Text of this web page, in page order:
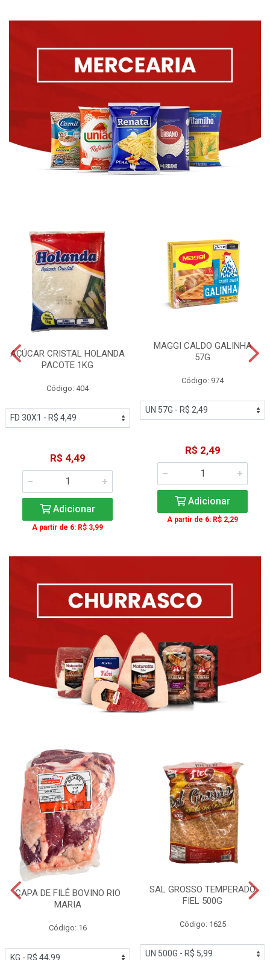
AÇÚCAR CRISTAL HOLANDA
PACOTE 1KG
Código: 404
R$ 4,49
Adicionar
A partir de 6: R$ 3,99
MAGGI CALDO GALINHA
57G
Código: 974
R$ 2,49
Adicionar
A partir de 6: R$ 2,29
CAPA DE FILÉ BOVINO RIO
MARIA
Código: 16
SAL GROSSO TEMPERADO
FIEL 500G
Código: 1625